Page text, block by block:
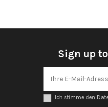
Sign up
Ich stimme den